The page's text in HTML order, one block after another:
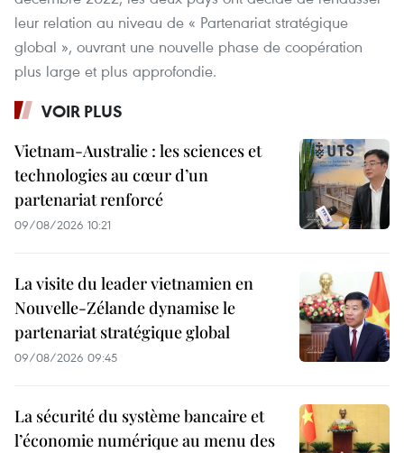
leur relation au niveau de « Partenariat stratégique
global », ouvrant une nouvelle phase de coopération
plus large et plus approfondie.
VOIR PLUS
Vietnam-Australie : les sciences et
technologies au cœur d’un
partenariat renforcé
09/08/2026 10:21
La visite du leader vietnamien en
Nouvelle-Zélande dynamise le
partenariat stratégique global
09/08/2026 09:45
La sécurité du système bancaire et
l’économie numérique au menu des